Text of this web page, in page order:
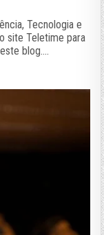
Tecnologia e
site Teletime para
blog….